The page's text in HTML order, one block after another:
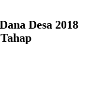
Desa 2018